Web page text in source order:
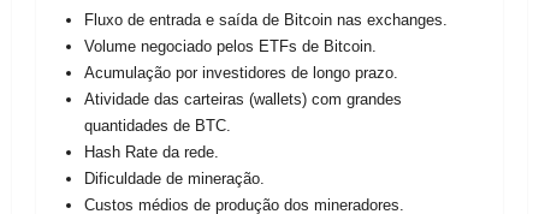
Fluxo de entrada e saída de Bitcoin nas exchanges.
Volume negociado pelos ETFs de Bitcoin.
Acumulação por investidores de longo prazo.
Atividade das carteiras (wallets) com grandes
quantidades de BTC.
Hash Rate da rede.
Dificuldade de mineração.
Custos médios de produção dos mineradores.